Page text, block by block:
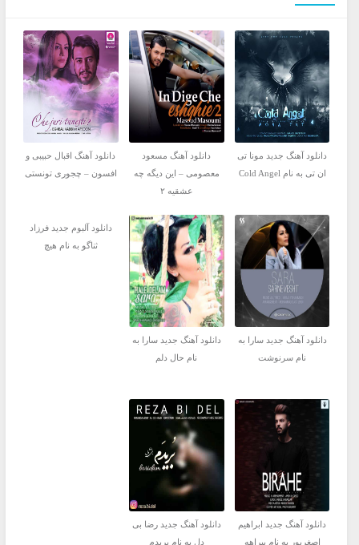
دانلود آهنگ جدید مونا تی
ان تی به نام Cold Angel
دانلود آهنگ مسعود
معصومی – این دیگه چه
عشقیه ۲
دانلود آهنگ اقبال حبیبی و
افسون – چجوری تونستی
دانلود آهنگ جدید سارا به
نام سرنوشت
دانلود آهنگ جدید سارا به
نام حال دلم
دانلود آلبوم جدید فرزاد
ثناگو به نام هیچ
دانلود آهنگ جدید ابراهیم
اصغرپور به نام بیراهه
دانلود آهنگ جدید رضا بی
دل به نام بریدم